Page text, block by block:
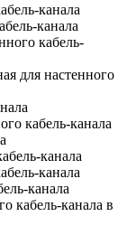
канала
канала
кабель-
для настенного
кабель-канала
канала
канала
канала
кабель-канала в